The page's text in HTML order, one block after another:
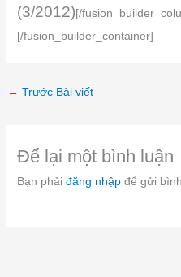
(3/2012) [/
[/fusion_builder_container]
← Trước Bài viết
Để lại một bình luận
Bạn phảiđăng nhập để gửi